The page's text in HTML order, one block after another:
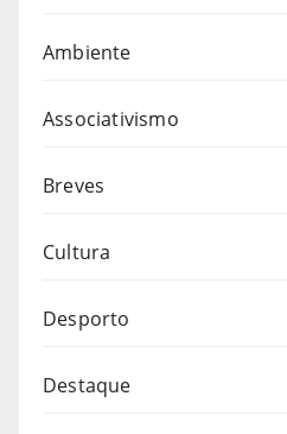
Ambiente
Associativismo
Breves
Cultura
Desporto
Destaque